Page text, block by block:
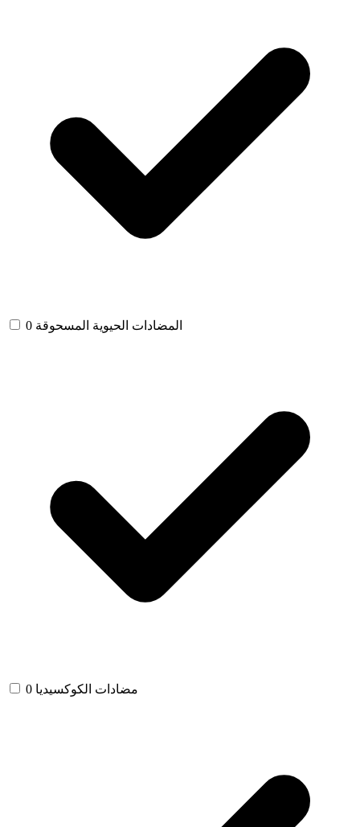
المضادات الحيوية المسحوقة 0
مضادات الكوكسيديا 0